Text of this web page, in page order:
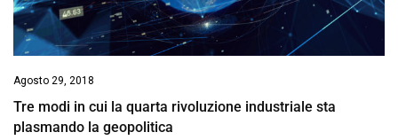
Agosto 29, 2018
Tre modi in cui la quarta rivoluzione industriale sta
plasmando la geopolitica